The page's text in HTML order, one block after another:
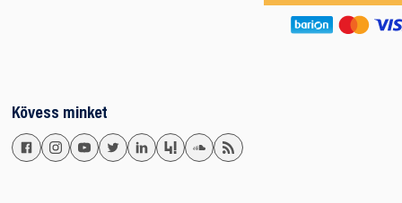
Kövess minket